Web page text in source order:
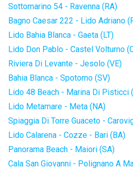
Sottomarino 54 - Ravenna (RA)
Bagno Caesar 222 - Lido Adriano
Lido Bahia Blanca - Gaeta (LT)
Lido Don Pablo - Castel Volturno
Riviera Di Levante - Jesolo (VE)
Bahia Blanca - Spotorno (SV)
Lido 48 Beach - Marina Di Pisticci
Lido Metamare - Meta (NA)
Spiaggia Di Torre Guaceto -
Lido Calarena - Cozze - Bari (BA)
Panorama Beach - Maiori (SA)
Cala San Giovanni - Polignano A